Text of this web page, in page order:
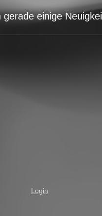
gerade einige
Login